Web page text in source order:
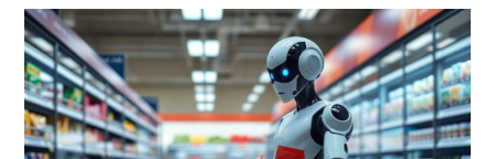
Apple
und
Meta
im
KI-
Rennen